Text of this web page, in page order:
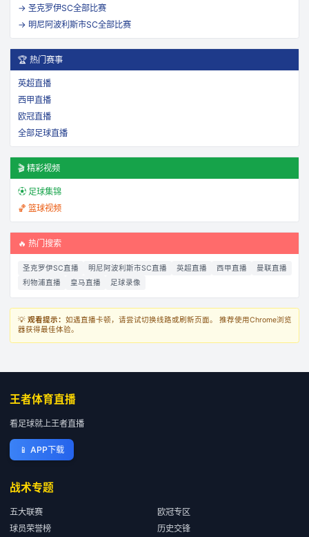
→ 圣克罗伊SC全部比赛
→ 明尼阿波利斯市SC全部比赛
🏆 热门赛事
英超直播
西甲直播
欧冠直播
全部足球直播
🎬 精彩视频
⚽ 足球集锦
🏀 篮球视频
🔥 热门搜索
圣克罗伊SC直播 明尼阿波利斯市SC直播 英超直播 西甲直播
曼联直播
利物浦直播
皇马直播 足球录像
💡 观看提示： 如遇直播卡顿，请尝试切换线路或刷新页面。 推荐使用Chrome浏览
器获得最佳体验。
王者体育直播
看足球就上王者直播
📱 APP下载
战术专题
五大联赛
欧冠专区
球员荣誉榜
历史交锋